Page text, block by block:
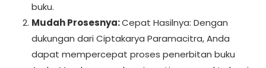
buku.
Mudah Prosesnya:Cepat Hasilnya: Dengan
dukungan dari Ciptakarya Paramacitra, Anda
dapat mempercepat proses penerbitan buku